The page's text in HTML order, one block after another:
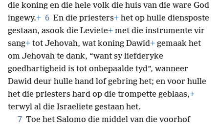
die koning en die hele volk die huis van die ware God
ingewy.+ 6 En die priesters+ het op hulle diensposte
gestaan, asook die Leviete+ met die instrumente vir
sang+ tot Jehovah, wat koning Dawid+ gemaak het
om Jehovah te dank, “want sy liefderyke
goedhartigheid is tot onbepaalde tyd”, wanneer
Dawid deur hulle hand lof gebring het; en voor hulle
het die priesters hard op die trompette geblaas,+
terwyl al die Israeliete gestaan het.
7 Toe het Salomo die middel van die voorhof